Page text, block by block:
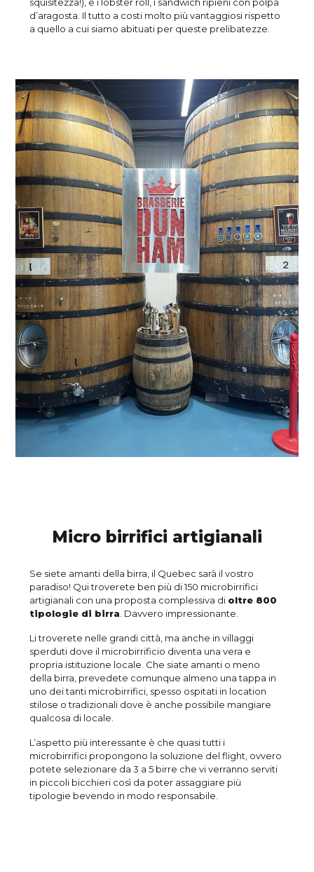
squisitezza!), e i lobster roll, i sandwich ripieni con polpa
d’aragosta. Il tutto a costi molto più vantaggiosi rispetto
a quello a cui siamo abituati per queste prelibatezze.
Micro birrifici artigianali
Se siete amanti della birra, il Quebec sarà il vostro
paradiso! Qui troverete ben più di 150 microbirrifici
artigianali con una proposta complessiva di oltre 800
tipologie di birra . Davvero impressionante.
Li troverete nelle grandi città, ma anche in villaggi
sperduti dove il microbirrificio diventa una vera e
propria istituzione locale. Che siate amanti o meno
della birra, prevedete comunque almeno una tappa in
uno dei tanti microbirrifici, spesso ospitati in location
stilose o tradizionali dove è anche possibile mangiare
qualcosa di locale.
L’aspetto più interessante è che quasi tutti i
microbirrifici propongono la soluzione del flight, ovvero
potete selezionare da 3 a 5 birre che vi verranno serviti
in piccoli bicchieri così da poter assaggiare più
tipologie bevendo in modo responsabile.